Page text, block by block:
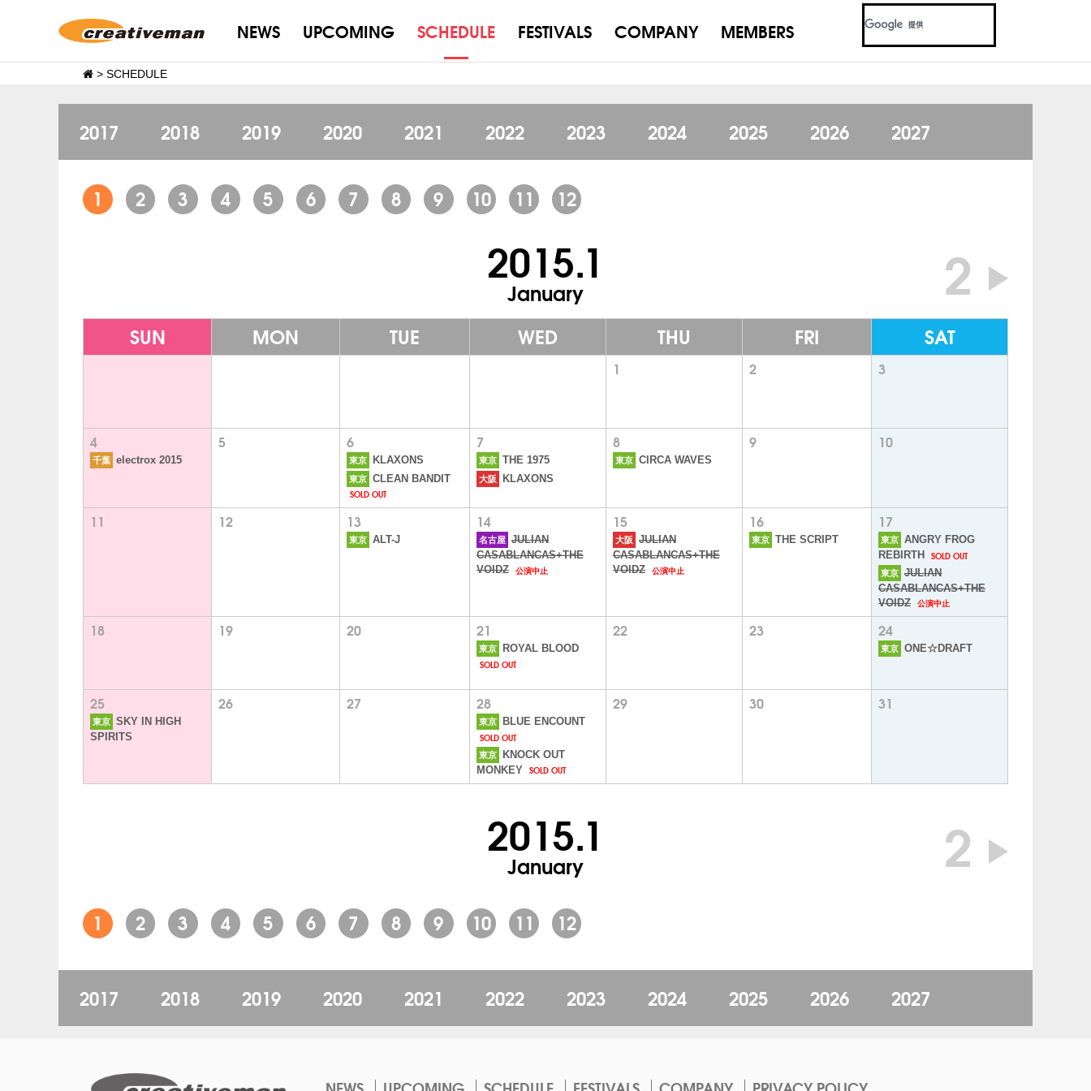
NEWS UPCOMING SCHEDULE FESTIVALS COMPANY MEMBERS
> SCHEDULE
2017 2018 2019 2020 2021 2022 2023 2024 2025 2026 2027
1 2 3 4 5 6 7 8 9 10 11 12
2
2015.1
January
SUN MON TUE WED THU FRI SAT
1 2 3
4
千葉 electrox 2015
5 6
東京 KLAXONS
東京 C​L​E​A​N​ ​B​A​N​D​I​T
SOLD OUT
7
東京 THE 1975
大阪 KLAXONS
8
東京 CIRCA WAVES
9 10
11 12 13
東京 ALT-J
14
名古屋 JULIAN
CASABLANCAS+THE
VOIDZ 公演中止
15
大阪
JULIAN
CASABLANCAS+THE
VOIDZ 公演中止
16
東京 THE SCRIPT
17
東京 ANGRY FROG
REBIRTH
SOLD OUT
東京 JULIAN
CASABLANCAS+THE
VOIDZ 公演中止
18 19 20 21
東京 ROYAL BLOOD
SOLD OUT
22 23 24
東京 ONE☆DRAFT
25
東京 SKY IN HIGH
SPIRITS
26 27 28
東京 BLUE ENCOUNT
SOLD OUT
東京
KNOCK OUT
MONKEY SOLD OUT
29 30 31
2
2015.1
January
1 2 3 4 5 6 7 8 9 10 11 12
2017 2018 2019 2020 2021 2022 2023 2024 2025 2026 2027